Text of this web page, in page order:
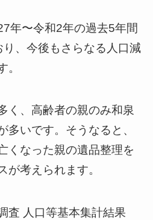
年〜令和2年の過去5年間
、今後もさらなる人口減
。
く、高齢者の親のみ和泉
多いです。そうなると、
くなった親の遺品整理を
が考えられます。
査 人口等基本集計結果